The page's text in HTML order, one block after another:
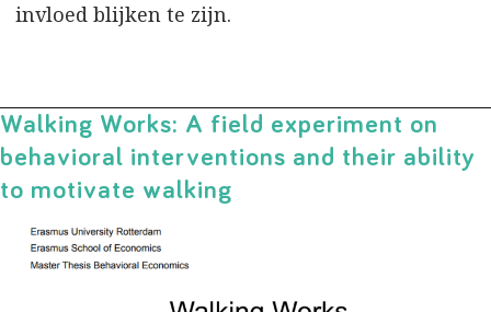
invloed blijken te zijn.
Walking Works: A field experiment on
behavioral interventions and their ability
to motivate walking